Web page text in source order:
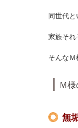
同世代と
家族それ
そんな
Ｍ
無